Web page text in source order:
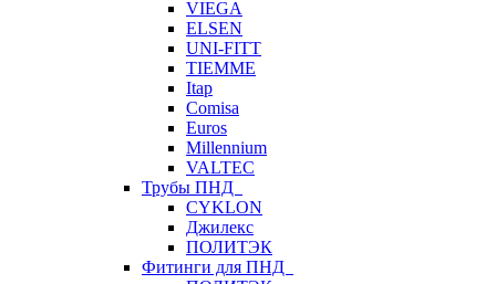
VIEGA
ELSEN
UNI-FITT
TIEMME
Itap
Comisa
Euros
Millennium
VALTEC
Трубы ПНД
CYKLON
Джилекс
ПОЛИТЭК
Фитинги для ПНД